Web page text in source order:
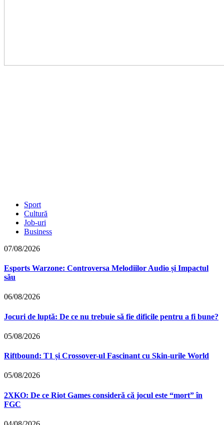
Sport
Cultură
Job-uri
Business
07/08/2026
Esports Warzone: Controversa Melodiilor Audio și Impactul
său
06/08/2026
Jocuri de luptă: De ce nu trebuie să fie dificile pentru a fi bune?
05/08/2026
Riftbound: T1 și Crossover-ul Fascinant cu Skin-urile World
05/08/2026
2XKO: De ce Riot Games consideră că jocul este “mort” în
FGC